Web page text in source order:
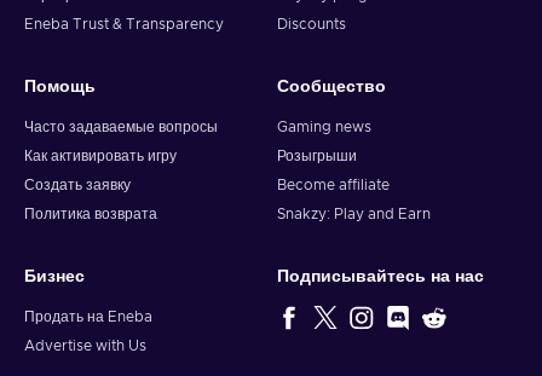
Eneba Trust & Transparency
Discounts
Помощь
Часто задаваемые вопросы
Как активировать игру
Создать заявку
Политика возврата
Сообщество
Gaming news
Розыгрыши
Become affiliate
Snakzy: Play and Earn
Бизнес
Продать на Eneba
Advertise with Us
Подписывайтесь на нас